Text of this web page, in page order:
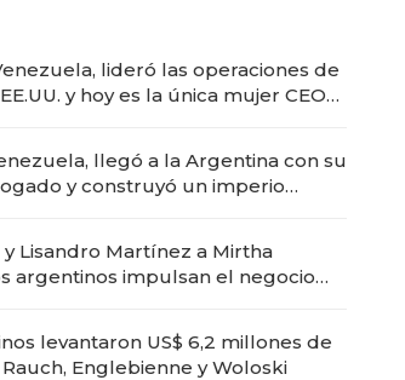
lideró las operaciones de
y hoy es la única mujer CEO
llegó a la Argentina con su
y construyó un imperio
Lisandro Martínez a Mirtha
argentinos impulsan el negocio
levantaron US$ 6,2 millones de
Englebienne y Woloski